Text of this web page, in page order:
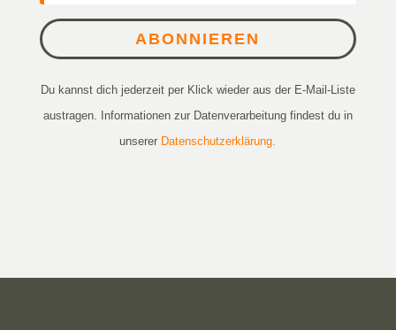
ABONNIEREN
Du kannst dich jederzeit per Klick wieder aus der E-Mail-Liste
austragen. Informationen zur Datenverarbeitung findest du in
unserer Datenschutzerklärung.